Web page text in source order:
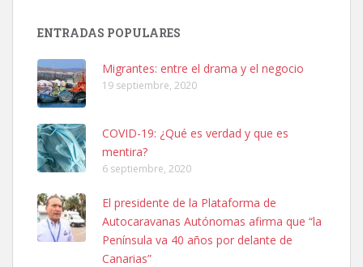
Leales.org » Gran Canaria
Ninfa perdida
El día 5 se los perdió una ninfa papillera, asustada tiene miedo a la
calle, se perdió por la zon...
Leales.org » Gran Canaria
6.7.2025
ENTRADAS POPULARES
Migrantes: entre el drama y el negocio
19 septiembre, 2020
COVID-19: ¿Qué es verdad y que es
mentira?
6 septiembre, 2020
El presidente de la Plataforma de
Autocaravanas Autónomas afirma que “la
Península va 40 años por delante de
Canarias”